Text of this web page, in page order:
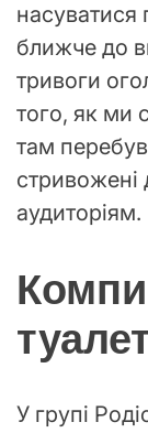
насуватися
ближче до
тривоги
того, як ми
там
стривожені
аудиторіям.
У групі